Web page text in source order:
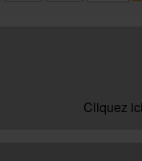
Cliquez